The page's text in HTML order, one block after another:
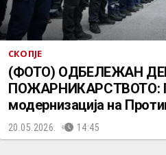
СКОПЈЕ
(ФОТО) ОДБЕЛЕЖАН
ПОЖАРНИКАРСТВОТО:
модернизација на
20.05.2026. 14:45